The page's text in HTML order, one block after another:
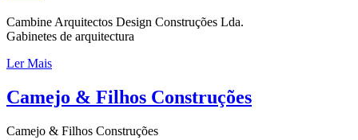
Cambine Arquitectos Design Construções Lda.
Gabinetes de arquitectura
Ler Mais
Camejo & Filhos Construções
Camejo & Filhos Construções